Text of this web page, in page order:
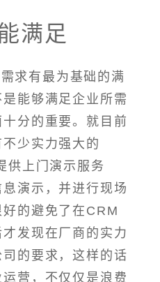
满足
求有最为基础的满
能够满足企业所需
分的重要。就目前
少实力强大的
供上门演示服务
演示，并进行现场
的避免了在CRM
发现在厂商的实力
的要求，这样的话
营，不仅仅是浪费